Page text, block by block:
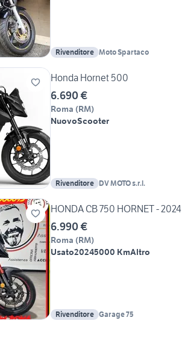
Rivenditore Moto Spartaco
Honda Hornet 500
6.690 €
Roma (RM)
NuovoScooter
Rivenditore DV MOTO s.r.l.
HONDA CB 750 HORNET - 2024
6.990 €
Roma (RM)
Usato20245000 KmAltro
Rivenditore Garage 75